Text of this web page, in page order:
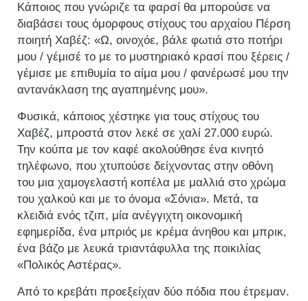
Κάποιος που γνώριζε τα φαρσί θα μπορούσε να
διαβάσει τους όμορφους στίχους του αρχαίου Πέρση
ποιητή Χαβέζ: «Ω, οινοχόε, βάλε φωτιά στο ποτήρι
μου / γέμισέ το με το μυστηριακό κρασί που ξέρεις /
γέμισε με επιθυμία το αίμα μου / φανέρωσέ μου την
αντανάκλαση της αγαπημένης μου».
Φυσικά, κάποιος χέστηκε για τους στίχους του
Χαβέζ, μπροστά στον λεκέ σε χαλί 27.000 ευρώ.
Την κούπα με τον καφέ ακολούθησε ένα κινητό
τηλέφωνο, που χτυπούσε δείχνοντας στην οθόνη
του μια χαμογελαστή κοπέλα με μαλλιά στο χρώμα
του χαλκού και με το όνομα «Σόνια». Μετά, τα
κλειδιά ενός τζιπ, μία ανέγγιχτη οικονομική
εφημερίδα, ένα μπριός με κρέμα άνηθου και μπρικ,
ένα βάζο με λευκά τριαντάφυλλα της ποικιλίας
«Πολικός Αστέρας».
Από το κρεβάτι προεξείχαν δύο πόδια που έτρεμαν.